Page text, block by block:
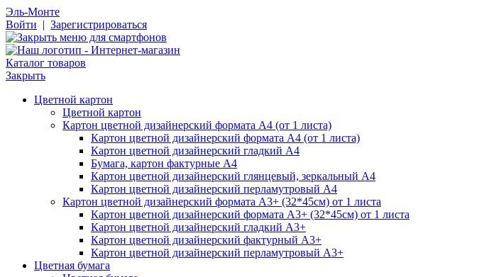
Эль-Монте
Войти | Зарегистрироваться
Каталог товаров
Закрыть
Цветной картон
Цветной картон
Картон цветной дизайнерский формата А4 (от 1 листа)
Картон цветной дизайнерский формата А4 (от 1 листа)
Картон цветной дизайнерский гладкий А4
Бумага, картон фактурные А4
Картон цветной дизайнерский глянцевый, зеркальный А4
Картон цветной дизайнерский перламутровый А4
Картон цветной дизайнерский формата А3+ (32*45см) от 1 листа
Картон цветной дизайнерский формата А3+ (32*45см) от 1 листа
Картон цветной дизайнерский гладкий А3+
Картон цветной дизайнерский фактурный А3+
Картон цветной дизайнерский перламутровый А3+
Цветная бумага